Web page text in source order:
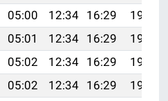
05:00 12:34 16:29
19:58
05:01 12:34 16:29
19:57
05:02 12:34 16:29
19:57
05:02 12:34 16:29
19:56